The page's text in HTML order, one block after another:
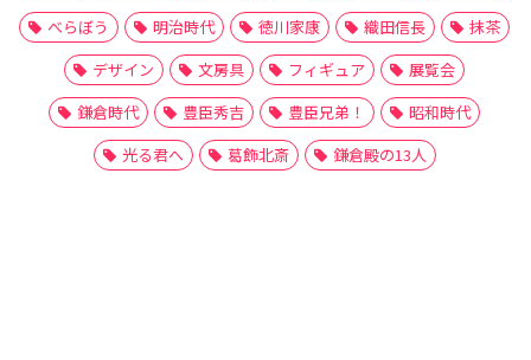
べらぼう
明治時代 徳川家康 織田信長
抹茶
デザイン
文房具 フィギュア
展覧会
鎌倉時代
豊臣秀吉 豊臣兄弟！
昭和時代
光る君へ
葛飾北斎 鎌倉殿の13人